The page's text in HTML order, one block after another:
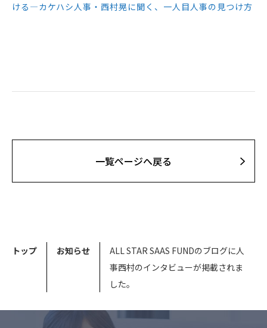
ける—カケハシ人事・西村晃に聞く、一人目人事の見つけ方
⼀覧ページへ戻る
トップ お知らせ
ALL STAR SAAS FUNDのブログに人
事西村のインタビューが掲載されま
した。